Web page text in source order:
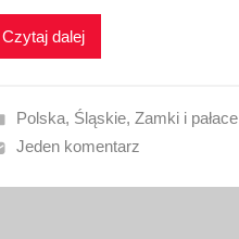
Czytaj dalej
Polska, Śląskie, Zamki i pałace
Jeden komentarz